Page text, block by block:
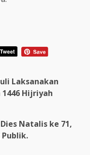
Laksanakan
Hijriyah
Natalis ke 71,
Publik.